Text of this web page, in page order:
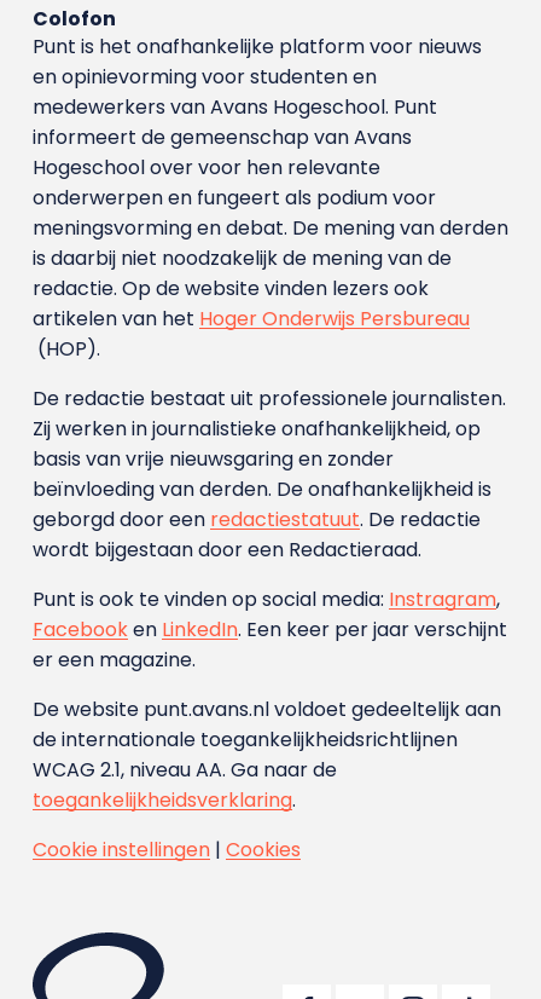
Colofon
Punt is het onafhankelijke platform voor nieuws
en opinievorming voor studenten en
medewerkers van Avans Hoge­school. Punt
informeert de gemeenschap van Avans
Hogeschool over voor hen relevante
onderwerpen en fungeert als podium voor
meningsvorming en debat. De mening van derden
is daarbij niet noodzakelijk de mening van de
redactie. Op de website vinden lezers ook
artikelen van het Hoger Onderwijs Persbureau
(HOP).
De redactie bestaat uit professionele journalisten.
Zij werken in journalistieke onafhankelijkheid, op
basis van vrije nieuwsgaring en zonder
beïnvloeding van derden. De onafhankelijkheid is
geborgd door een redactiestatuut. De redactie
wordt bijgestaan door een Redactieraad.
Punt is ook te vinden op social media: Instragram,
Facebooken LinkedIn. Een keer per jaar verschijnt
er een magazine.
De website punt.avans.nl voldoet gedeeltelijk aan
de internationale toegankelijkheidsrichtlijnen
WCAG 2.1, niveau AA. Ga naar de
toegankelijkheidsverklaring.
Cookie instellingen| Cookies